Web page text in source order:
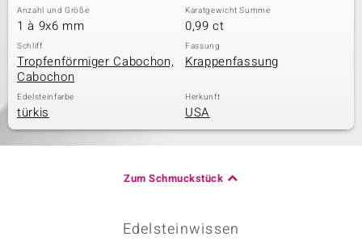
Anzahl und Größe
1 à 9x6 mm
Karatgewicht Summe
0,99 ct
Schliff
Tropfenförmiger Cabochon,
Cabochon
Fassung
Krappenfassung
Edelsteinfarbe
türkis
Herkunft
USA
Zum Schmuckstück
Edelsteinwissen